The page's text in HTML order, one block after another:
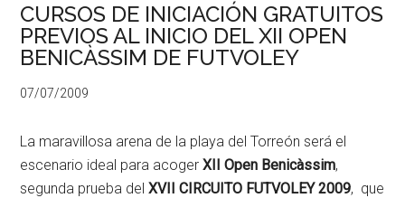
CURSOS DE INICIACIÓN GRATUITOS
PREVIOS AL INICIO DEL XII OPEN
BENICÀSSIM DE FUTVOLEY
07/07/2009
La maravillosa arena de la playa del Torreón será el
escenario ideal para acogerXII Open Benicàssim,
segunda prueba delXVII CIRCUITO FUTVOLEY 2009, que